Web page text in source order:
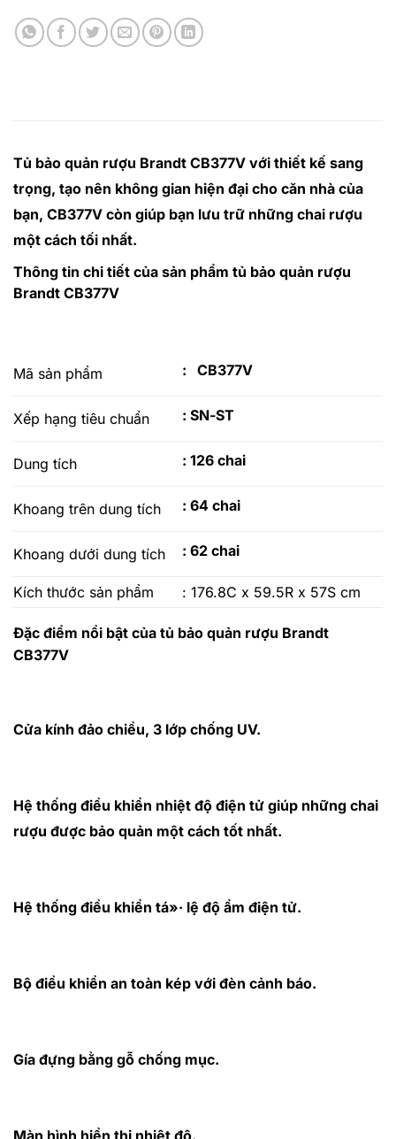
Tủ bảo quản rượu Brandt CB377V với thiết kế sang
trọng, tạo nên không gian hiện đại cho căn nhà của
bạn, CB377V còn giúp bạn lưu trữ những chai rượu
một cách tối nhất.
Thông tin chi tiết của sản phẩm tủ bảo quản rượu
Brandt CB377V
Mã sản phẩm : CB377V
Xếp hạng tiêu chuẩn : SN-ST
Dung tích : 126 chai
Khoang trên dung tích : 64 chai
Khoang dưới dung tích : 62 chai
Kích thước sản phẩm : 176.8C x 59.5R x 57S cm
Đặc điểm nổi bật của tủ bảo quản rượu Brandt
CB377V
Cửa kính đảo chiều, 3 lớp chống UV.
Hệ thống điều khiển nhiệt độ điện tử giúp những chai
rượu được bảo quản một cách tốt nhất.
Hệ thống điều khiển tá»· lệ độ ẩm điện tử.
Bộ điều khiển an toàn kép với đèn cảnh báo.
Gía đựng bằng gỗ chống mục.